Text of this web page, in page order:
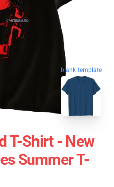
blank template
T-Shirt - New
Summer T-